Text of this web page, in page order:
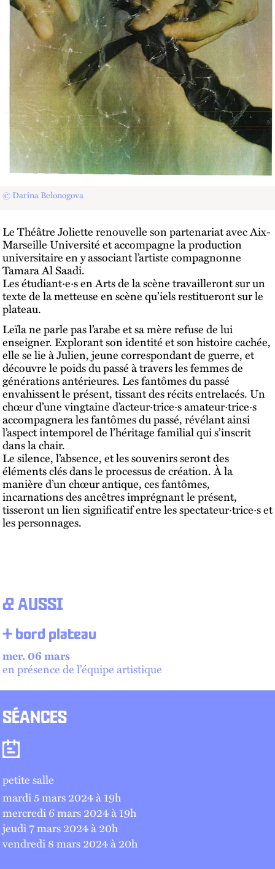
© Darina Belonogova
Le Théâtre Joliette renouvelle son partenariat avec Aix-
Marseille Université et accompagne la production
universitaire en y associant l’artiste compagnonne
Tamara Al Saadi.
Les étudiant·e·s en Arts de la scène travailleront sur un
texte de la metteuse en scène qu’iels restitueront sur le
plateau.
Leïla ne parle pas l’arabe et sa mère refuse de lui
enseigner. Explorant son identité et son histoire cachée,
elle se lie à Julien, jeune correspondant de guerre, et
découvre le poids du passé à travers les femmes de
générations antérieures. Les fantômes du passé
envahissent le présent, tissant des récits entrelacés. Un
chœur d’une vingtaine d’acteur·trice·s amateur·trice·s
accompagnera les fantômes du passé, révélant ainsi
l’aspect intemporel de l’héritage familial qui s’inscrit
dans la chair.
Le silence, l’absence, et les souvenirs seront des
éléments clés dans le processus de création. À la
manière d’un chœur antique, ces fantômes,
incarnations des ancêtres imprégnant le présent,
tisseront un lien significatif entre les spectateur·trice·s et
les personnages.
& AUSSI
+ bord plateau
mer. 06 mars
en présence de l’équipe artistique
SÉANCES
Séances
petite salle
mardi 5 mars 2024 à 19h
mercredi 6 mars 2024 à 19h
jeudi 7 mars 2024 à 20h
vendredi 8 mars 2024 à 20h